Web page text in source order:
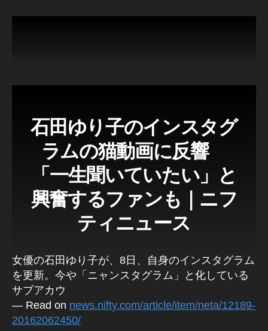
石田ゆり子のインスタグ
ラムの猫動画に反響
「一生聞いていたい」と
興奮するファンも｜ニフ
ティニュース
女優の石田ゆり子が、8日、自身のインスタグラム
を更新。今や「ニャンスタグラム」と化している
サブアカウ
— Read on news.nifty.com/article/item/neta/12189-
20162062450/